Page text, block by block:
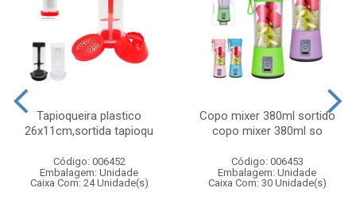
Tapioqueira plastico
26x11cm,sortida tapioqu
Código: 006452
Embalagem: Unidade
Caixa Com: 24 Unidade(s)
Copo mixer 380ml sortido
copo mixer 380ml so
Código: 006453
Embalagem: Unidade
Caixa Com: 30 Unidade(s)